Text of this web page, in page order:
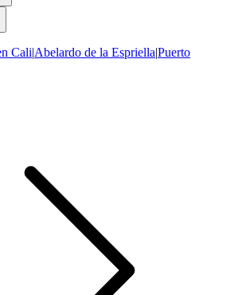
Cali|Abelardo de la Espriella|Puerto